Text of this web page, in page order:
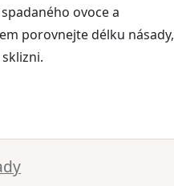
ovoce a
porovnejte délku násady,